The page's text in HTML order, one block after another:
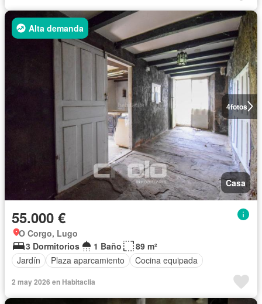
4fotos
Alta demanda
Casa
55.000 €
O Corgo, Lugo
3 Dormitorios
1 Baño
89 m²
Jardín
Plaza aparcamiento Cocina equipada
2 may 2026 en Habitaclia